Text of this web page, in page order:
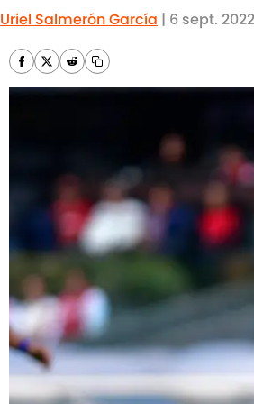
Uriel Salmerón García | 6 sept. 2022